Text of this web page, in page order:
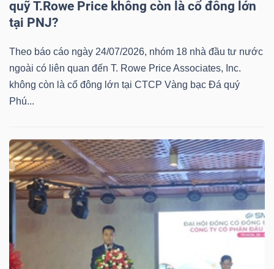
quỹ T.Rowe Price không còn là cổ đông lớn
tại PNJ?
Theo báo cáo ngày 24/07/2026, nhóm 18 nhà đầu tư nước
ngoài có liên quan đến T. Rowe Price Associates, Inc.
không còn là cổ đông lớn tại CTCP Vàng bạc Đá quý
Phú...